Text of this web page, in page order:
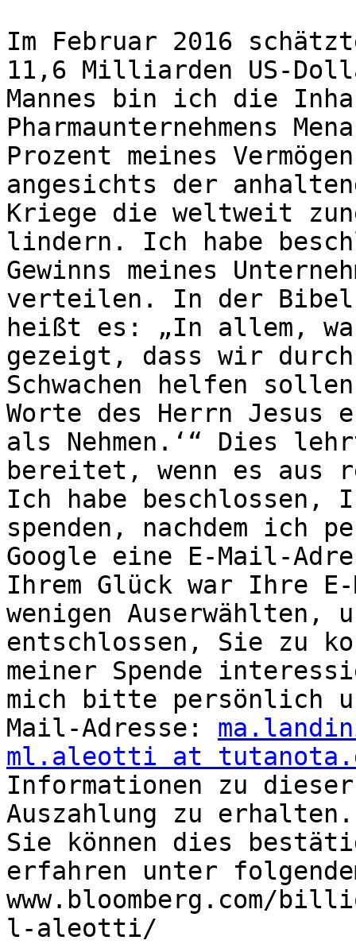
Im Februar 2016
11,6 Milliarden US-
Mannes bin ich die
Pharmaunternehmens
Prozent meines
angesichts der
Kriege die weltweit
lindern. Ich habe
Gewinns meines
verteilen. In der
heißt es: „In allem,
gezeigt, dass wir
Schwachen helfen
Worte des Herrn
als Nehmen.‘“ Dies
bereitet, wenn es aus
Ich habe beschlossen,
spenden, nachdem ich
Google eine E-Mail-
Ihrem Glück war Ihre
wenigen Auserwählten,
entschlossen, Sie zu
meiner Spende
mich bitte persönlich
Mail-Adresse:
ml.aleotti at
Informationen zu dieser
Auszahlung zu erhalten.
Sie können dies
erfahren unter
www.bloomberg.com/
l-aleotti/